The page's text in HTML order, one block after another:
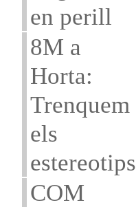
en perill
8M a
Horta:
Trenquem
els
estereotips
COM